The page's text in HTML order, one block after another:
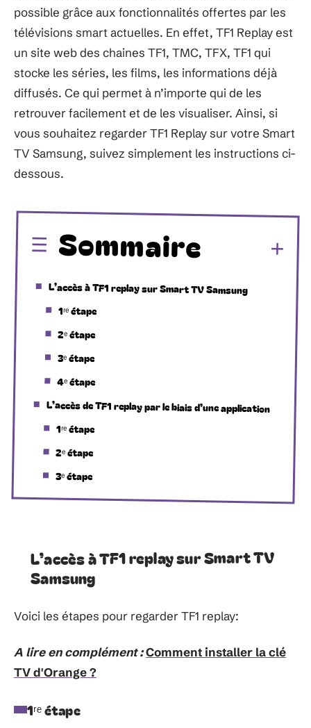
possible grâce aux fonctionnalités offertes par les
télévisions smart actuelles. En effet, TF1 Replay est
un site web des chaines TF1, TMC, TFX, TF1 qui
stocke les séries, les films, les informations déjà
diffusés. Ce qui permet à n’importe qui de les
retrouver facilement et de les visualiser. Ainsi, si
vous souhaitez regarder TF1 Replay sur votre Smart
TV Samsung, suivez simplement les instructions ci-
dessous.
Sommaire
L’accès à TF1 replay sur Smart TV Samsung
1ʳᵉ étape
2ᵉ étape
3ᵉ étape
4ᵉ étape
L’accès de TF1 replay par le biais d’une application
1ʳᵉ étape
2ᵉ étape
3ᵉ étape
L’accès à TF1 replay sur Smart TV
Samsung
Voici les étapes pour regarder TF1 replay:
A lire en complément :Comment installer la clé
TV d'Orange ?
1ʳᵉ étape